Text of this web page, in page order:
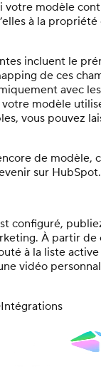
votre modèle
à la
incluent le
de ces
avec
modèle
vous pouvez
de modèle,
sur HubSpot.
configuré,
À partir
à la liste
vidéo
Intégrations